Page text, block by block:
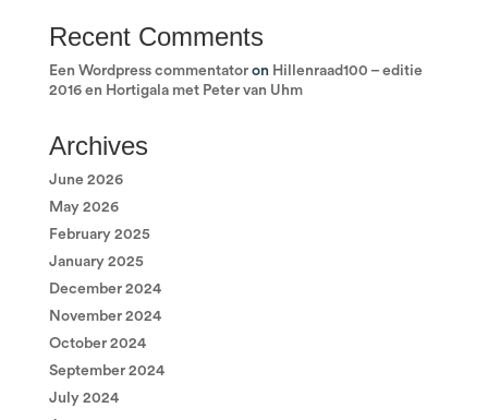
Recent Comments
Een Wordpress commentatoron Hillenraad100 – editie
2016 en Hortigala met Peter van Uhm
Archives
June 2026
May 2026
February 2025
January 2025
December 2024
November 2024
October 2024
September 2024
July 2024